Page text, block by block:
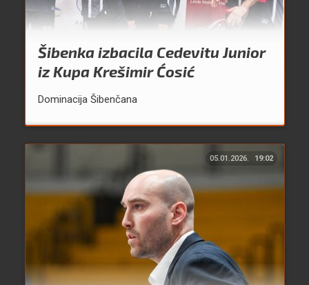
Šibenka izbacila Cedevitu Junior
iz Kupa Krešimir Ćosić
Dominacija Šibenčana
05.01.2026. 19:02